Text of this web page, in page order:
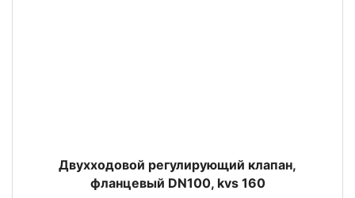
Двухходовой регулирующий клапан,
фланцевый DN100, kvs 160